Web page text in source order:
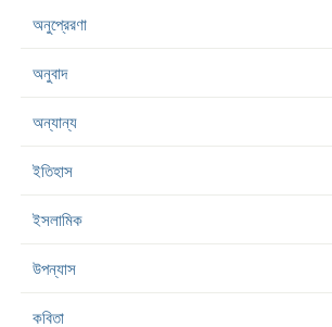
অনুপ্রেরণা
অনুবাদ
অন্যান্য
ইতিহাস
ইসলামিক
উপন্যাস
কবিতা